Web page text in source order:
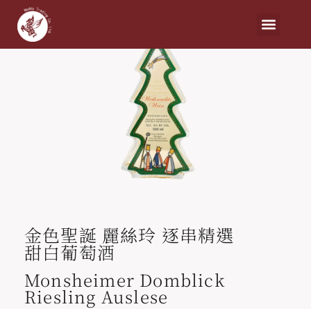
金色聖誕 麗絲玲 逐串精選
甜白葡萄酒
Monsheimer Domblick
Riesling Auslese